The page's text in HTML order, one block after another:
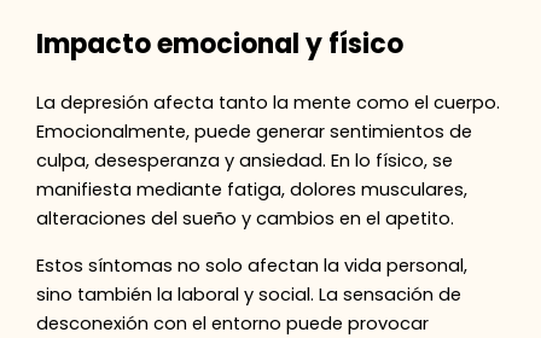
Impacto emocional y físico
La depresión afecta tanto la mente como el cuerpo.
Emocionalmente, puede generar sentimientos de
culpa, desesperanza y ansiedad. En lo físico, se
manifiesta mediante fatiga, dolores musculares,
alteraciones del sueño y cambios en el apetito.
Estos síntomas no solo afectan la vida personal,
sino también la laboral y social. La sensación de
desconexión con el entorno puede provocar